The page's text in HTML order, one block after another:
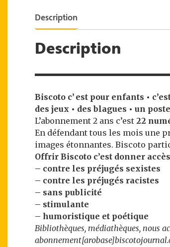
Description
Description
Biscoto c’ est pour enfants •
des jeux • des blagues • un
L’abonnement 2 ans c’est 22
En défendant tous les mois une
images étonnantes. Biscoto
Offrir Biscoto c’est donner
– contre les préjugés sexistes
– contre les préjugés racistes
– sans publicité
– stimulante
– humoristique et poétique
Bibliothèques, médiathèques, nous